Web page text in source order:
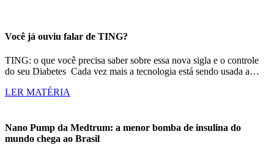
Você já ouviu falar de TING?
TING: o que você precisa saber sobre essa nova sigla e o controle
do seu Diabetes Cada vez mais a tecnologia está sendo usada a…
LER MATÉRIA
Nano Pump da Medtrum: a menor bomba de insulina do
mundo chega ao Brasil